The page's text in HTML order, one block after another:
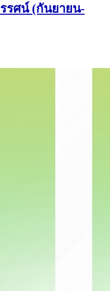
รศน์ (กันยายน-